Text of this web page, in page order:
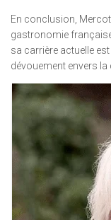
En conclusion,
gastronomie
sa carrière actuelle
dévouement envers la